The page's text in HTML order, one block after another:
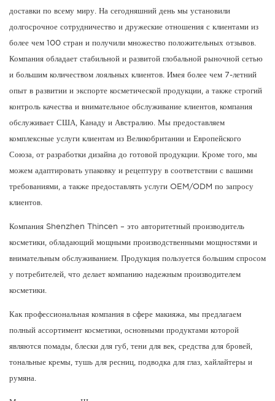
доставки по всему миру. На сегодняшний день мы установили
долгосрочное сотрудничество и дружеские отношения с клиентами из
более чем 100 стран и получили множество положительных отзывов.
Компания обладает стабильной и развитой глобальной рыночной сетью
и большим количеством лояльных клиентов. Имея более чем 7-летний
опыт в развитии и экспорте косметической продукции, а также строгий
контроль качества и внимательное обслуживание клиентов, компания
обслуживает США, Канаду и Австралию. Мы предоставляем
комплексные услуги клиентам из Великобритании и Европейского
Союза, от разработки дизайна до готовой продукции. Кроме того, мы
можем адаптировать упаковку и рецептуру в соответствии с вашими
требованиями, а также предоставлять услуги OEM/ODM по запросу
клиентов.
Компания Shenzhen Thincen – это авторитетный производитель
косметики, обладающий мощными производственными мощностями и
внимательным обслуживанием. Продукция пользуется большим спросом
у потребителей, что делает компанию надежным производителем
косметики.
Как профессиональная компания в сфере макияжа, мы предлагаем
полный ассортимент косметики, основными продуктами которой
являются помады, блески для губ, тени для век, средства для бровей,
тональные кремы, тушь для ресниц, подводка для глаз, хайлайтеры и
румяна.